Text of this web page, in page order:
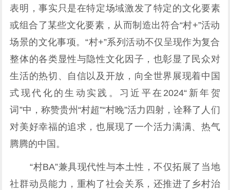
表明，事实只是在特定场域激发了特定的文化要素
或组合了某些文化要素，从而制造出符合“村+”活动
场景的文化事项。“村+”系列活动不仅呈现作为复合
整体的各类显性与隐性文化因子，也彰显了民众对
生活的热切、自信以及开放，向全世界展现着中国
式现代化的生动实践。习近平在2024“新年贺
词”中，称赞贵州“村超”“村晚”活力四射，诠释了人们
对美好幸福的追求，也展现了一个活力满满、热气
腾腾的中国。
“村BA”兼具现代性与本土性，不仅拓展了当地
社群动员能力，重构了社会关系，还推进了乡村治